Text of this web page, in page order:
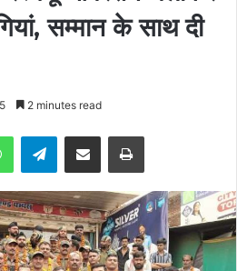
सम्मान के साथ दी
2 minutes read
WhatsAppTelegramShare via Email Print